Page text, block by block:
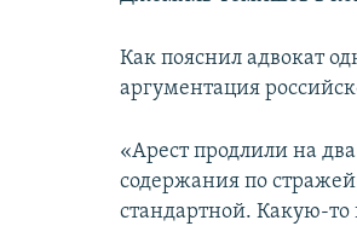
Как пояснил адвокат
аргументация
«Арест продлили на
содержания по
стандартной. Какую-то